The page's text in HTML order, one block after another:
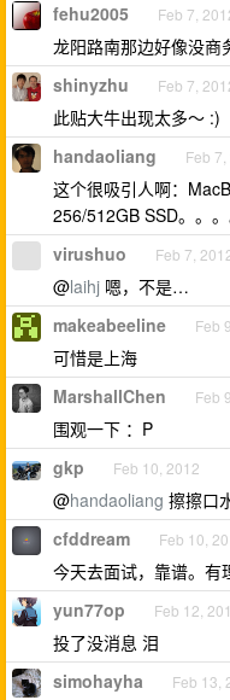
fehu2005 Feb 7,
龙阳路南那边好像没商
shinyzhu Feb 7,
此贴大牛出现太多～ :)
handaoliang Feb
这个很吸引人啊：
256/512GB SSD。。。
virushuo Feb 7,
@laihj 嗯，不是…
makeabeeline Feb
可惜是上海
MarshallChen Feb
围观一下 ：P
gkp Feb 10, 2012
@handaoliang 擦擦口
cfddream Feb 10,
今天去面试，靠谱。有
yun77op Feb 12,
投了没消息 泪
simohayha Feb 13,